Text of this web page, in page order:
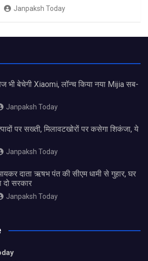
Janpaksh Today
भी बेचेगी Xiaomi, लॉन्च किया नया Mijia सब-
Janpaksh Today
पर सख्ती, मिलावटखोरों पर कसेगा शिकंजा, ये
Janpaksh Today
दाता ऋषभ पंत की सीएम धामी से गुहार, घर
दो सरकार
Janpaksh Today